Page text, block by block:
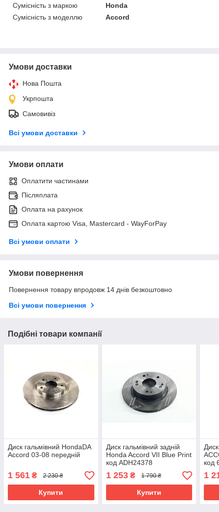
Сумісність з маркою
Honda
Сумісність з моделлю
Accord
Умови доставки
Нова Пошта
Укрпошта
Самовивіз
Всі умови доставки
Умови оплати
Оплатити частинами
Післяплата
Оплата на рахунок
Оплата картою Visa, Mastercard - WayForPay
Всі умови оплати
Умови повернення
Повернення товару впродовж 14 днів безкоштовно
Всі умови повернення
Подібні товари компанії
Диск гальмівний HondaDA
Accord 03-08 передній
1 561 ₴ 2 230 ₴
Купити
Диск гальмівний задній
Honda Accord VII Blue Print
код ADH24378
1 253₴ 1 790 ₴
Купити
код
1